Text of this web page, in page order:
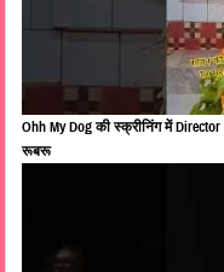
Ohh My Dog की स्क्रीनिंग में
रूबरू